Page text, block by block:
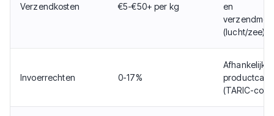
Verzendkosten €5-€50+ per kg
en
(lucht/zee)
Invoerrechten 0-17%
Afhankelijk
(TARIC-